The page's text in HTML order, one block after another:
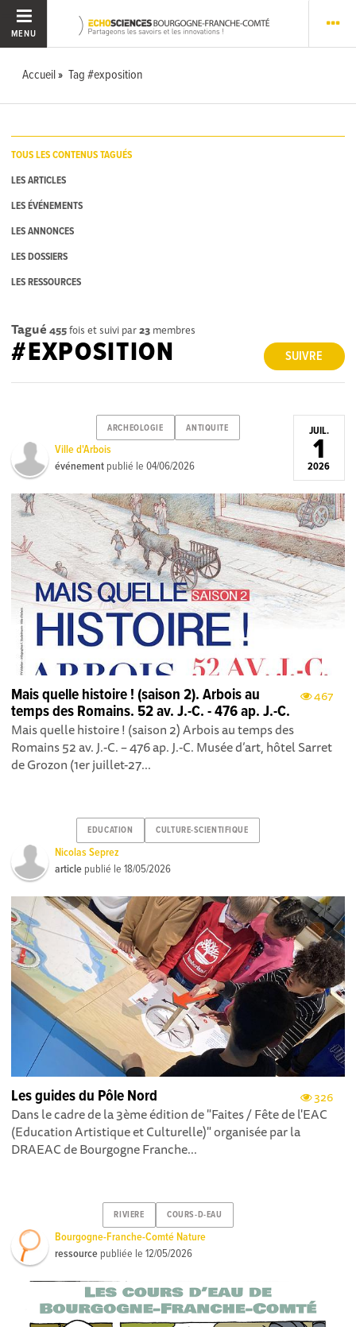
MENU
Accueil Tag #exposition
TOUS LES CONTENUS TAGUÉS
LES ARTICLES
LES ÉVÉNEMENTS
LES ANNONCES
LES DOSSIERS
LES RESSOURCES
Tagué 455fois et suivi par23 membres
SUIVRE
#EXPOSITION
ARCHEOLOGIE ANTIQUITE
Ville d'Arbois
événement publié le04/06/2026
JUIL.
1
2026
467
Mais quelle histoire ! (saison 2). Arbois au
temps des Romains. 52 av. J.-C. - 476 ap. J.-C.
Mais quelle histoire ! (saison 2) Arbois au temps des
Romains 52 av. J.-C. – 476 ap. J.-C. Musée d’art, hôtel Sarret
de Grozon (1er juillet-27...
EDUCATION CULTURE-SCIENTIFIQUE
Nicolas Seprez
article publié le18/05/2026
326
Les guides du Pôle Nord
Dans le cadre de la 3ème édition de "Faites / Fête de l'EAC
(Education Artistique et Culturelle)" organisée par la
DRAEAC de Bourgogne Franche...
RIVIERE COURS-D-EAU
Bourgogne-Franche-Comté Nature
ressource publiée le12/05/2026